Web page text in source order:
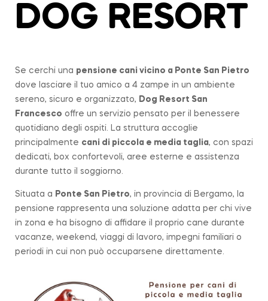
DOG RESORT
Se cerchi una pensione cani vicino a Ponte San Pietro
dove lasciare il tuo amico a 4 zampe in un ambiente
sereno, sicuro e organizzato, Dog Resort San
Francesco offre un servizio pensato per il benessere
quotidiano degli ospiti. La struttura accoglie
principalmente cani di piccola e media taglia, con spazi
dedicati, box confortevoli, aree esterne e assistenza
durante tutto il soggiorno.
Situata a Ponte San Pietro, in provincia di Bergamo, la
pensione rappresenta una soluzione adatta per chi vive
in zona e ha bisogno di affidare il proprio cane durante
vacanze, weekend, viaggi di lavoro, impegni familiari o
periodi in cui non può occuparsene direttamente.